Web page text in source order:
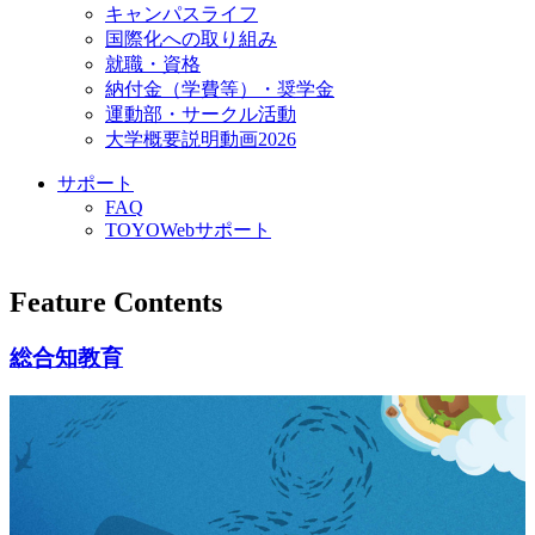
キャンパスライフ
国際化への取り組み
就職・資格
納付金（学費等）・奨学金
運動部・サークル活動
大学概要説明動画2026
サポート
FAQ
TOYOWebサポート
Feature Contents
総合知教育